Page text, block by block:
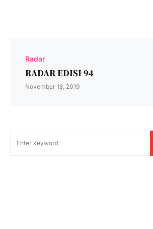
Radar
RADAR EDISI 94
November 18, 2019